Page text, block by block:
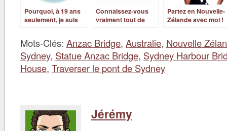
Pourquoi, à 19 ans
seulement, je suis
kangourous?
Connaissez-vous
vraiment tout de
Partez en Nouvelle-
Zélande avec moi !
Mots-Clés: Anzac Bridge, Australie, Nouvelle
Sydney, Statue Anzac Bridge, Sydney Harbour
House, Traverser le pont de Sydney
Jérémy